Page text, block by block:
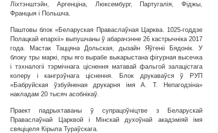
Ліхтэнштэйн, Аргенціна, Люксембург, Партугалія, Фіджы,
Францыя і Польшча.
Паштовы блок «Беларуская Праваслаўная Царква. 1025-годдзе
Полацкай епархіі» выпушчаны ў абарачэнне 26 кастрычніка 2017
года. Мастак Таццяна Дольская, дызайн Яўгеніі Бядонік. У
блоку тры маркі, пры яго вырабе выкарыстана фігурная высечка
і тэхналогіі тэрмічнага ціснення матавай фальгой залацістага
колеру і кангрэўнага ціснення. Блок друкаваўся ў РУП
«Бабруйская ўзбуйненая друкарня імя А. Т. Непагодзіна»
накладам 20 тысяч асобнікаў.
Праект падрыхтаваны ў супрацоўніцтве з Беларускай
Праваслаўнай Царквой і Мінскай духоўнай акадэміяй імя
свяціцеля Кірыла Тураўскага.